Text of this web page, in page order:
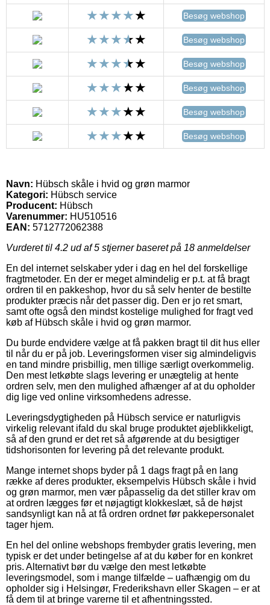
Besøg webshop
Besøg webshop
Besøg webshop
Besøg webshop
Besøg webshop
Besøg webshop
Navn: Hübsch skåle i hvid og grøn marmor
Kategori: Hübsch service
Producent: Hübsch
Varenummer: HU510516
EAN: 5712772062388
Vurderet til 4.2 ud af 5 stjerner baseret på 18 anmeldelser
En del internet selskaber yder i dag en hel del forskellige
fragtmetoder. En der er meget almindelig er p.t. at få bragt
ordren til en pakkeshop, hvor du så selv henter de bestilte
produkter præcis når det passer dig. Den er jo ret smart,
samt ofte også den mindst kostelige mulighed for fragt ved
køb af Hübsch skåle i hvid og grøn marmor.
Du burde endvidere vælge at få pakken bragt til dit hus eller
til når du er på job. Leveringsformen viser sig almindeligvis
en tand mindre prisbillig, men tillige særligt overkommelig.
Den mest letkøbte slags levering er unægtelig at hente
ordren selv, men den mulighed afhænger af at du opholder
dig lige ved online virksomhedens adresse.
Leveringsdygtigheden på Hübsch service er naturligvis
virkelig relevant ifald du skal bruge produktet øjeblikkeligt,
så af den grund er det ret så afgørende at du besigtiger
tidshorisonten for levering på det relevante produkt.
Mange internet shops byder på 1 dags fragt på en lang
række af deres produkter, eksempelvis Hübsch skåle i hvid
og grøn marmor, men vær påpasselig da det stiller krav om
at ordren lægges før et nøjagtigt klokkeslæt, så de højst
sandsynligt kan nå at få ordren ordnet før pakkepersonalet
tager hjem.
En hel del online webshops frembyder gratis levering, men
typisk er det under betingelse af at du køber for en konkret
pris. Alternativt bør du vælge den mest letkøbte
leveringsmodel, som i mange tilfælde – uafhængig om du
opholder sig i Helsingør, Frederikshavn eller Skagen – er at
få dem til at bringe varerne til et afhentningssted.